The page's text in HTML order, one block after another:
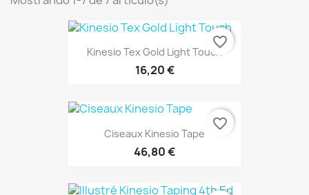
Kinesio Tex Gold Light Touch
16,20 €
favorite_border
Ciseaux Kinesio Tape
46,80 €
favorite_border